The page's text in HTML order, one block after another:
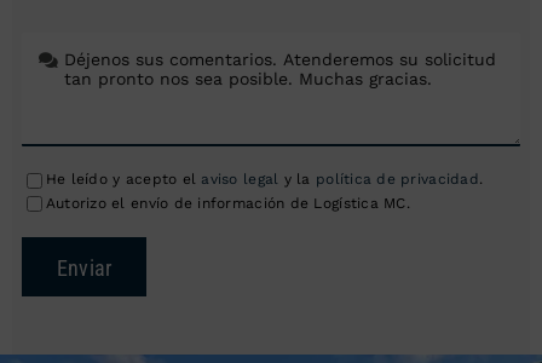
He leído y acepto el aviso legal y la política de privacidad .
Autorizo el envío de información de Logística MC.
Enviar